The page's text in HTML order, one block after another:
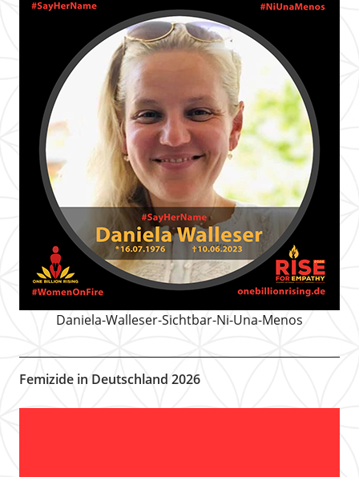
Daniela-Walleser-Sichtbar-Ni-Una-Menos
Femizide in Deutschland 2026